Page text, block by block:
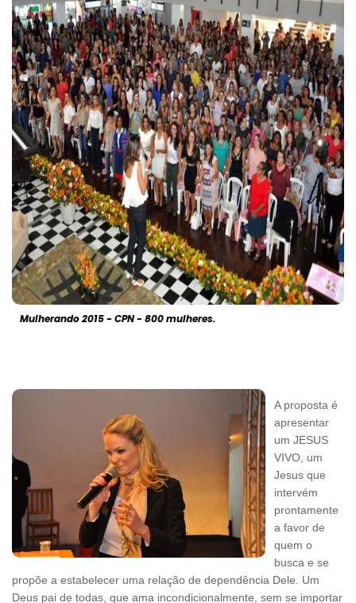
Mulherando 2015 - CPN - 800 mulheres.
A proposta é
apresentar
um JESUS
VIVO, um
Jesus que
intervém
prontamente
a favor de
quem o
busca e se
propõe a estabelecer uma relação de dependência Dele. Um
Deus pai de todas, que ama incondicionalmente, sem se importar